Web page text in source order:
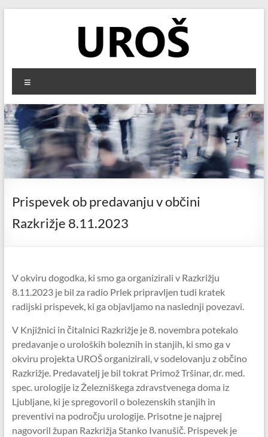
UROŠ
Zdravstveno
ozaveščanje
o
preventivi
in
obravnavi
kroničnih
uroloških
bolezni
in
Prispevek ob predavanju v občini
Razkrižje 8.11.2023
V okviru dogodka, ki smo ga organizirali v Razkrižju
8.11.2023 je bil za radio Prlek pripravljen tudi kratek
radijski prispevek, ki ga objavljamo na naslednji povezavi.
V Knjižnici in čitalnici Razkrižje je 8. novembra potekalo
predavanje o uroloških boleznih in stanjih, ki smo ga v
okviru projekta UROŠ organizirali, v sodelovanju z občino
Razkrižje. Predavatelj je bil tokrat Primož Tršinar, dr. med.
spec. urologije iz Železniškega zdravstvenega doma iz
Ljubljane, ki je spregovoril o bolezenskih stanjih in
preventivi na področju urologije. Prisotne je najprej
nagovoril župan Razkrižja Stanko Ivanušič. Prispevek je